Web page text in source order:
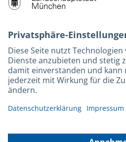
Bürgerservice
Kontakt
Barrierefreiheit
Leichte Sprache
Gebärdensprache
Kontakt